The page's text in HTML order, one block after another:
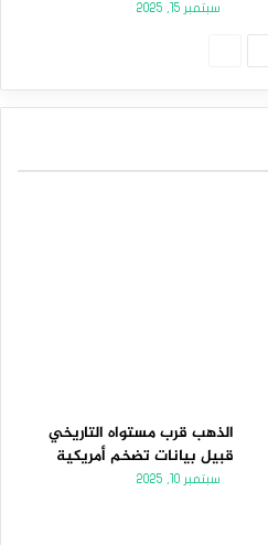
سبتمبر 15, 2025
الذهب قرب مستواه التاريخي
قبيل بيانات تضخم أمريكية
سبتمبر 10, 2025